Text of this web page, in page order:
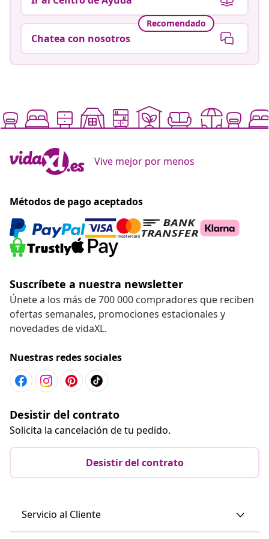
Recomendado
Chatea con nosotros
Vive mejor por menos
Métodos de pago aceptados
Suscríbete a nuestra newsletter
Únete a los más de 700 000 compradores que reciben
ofertas semanales, promociones estacionales y
novedades de vidaXL.
Nuestras redes sociales
Desistir del contrato
Solicita la cancelación de tu pedido.
Desistir del contrato
Servicio al Cliente